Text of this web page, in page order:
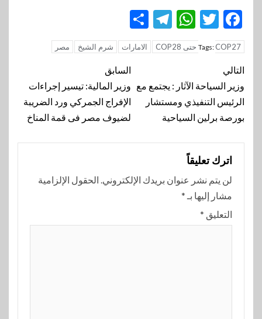
Facebook
Twitter
WhatsApp
Telegram
Tags:COP27 حتى COP28 الامارات شرم الشيخ مصر
تنقل
المقالة
السابق
وزير المالية: تيسير إجراءات
الإفراج الجمركي ورد الضريبة
لضيوف مصر فى قمة المناخ
التالي
وزير السياحة الآثار : يجتمع مع
الرئيس التنفيذي ومستشار
بورصة برلين السياحية
اترك تعليقاً
لن يتم نشر عنوان بريدك الإلكتروني. الحقول الإلزامية
مشار إليها بـ *
التعليق *